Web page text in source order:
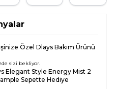
Özel Dlays Bakım Ürünü
sizi bekliyor.
Elegant Style Energy Mist 2
Sepette Hediye